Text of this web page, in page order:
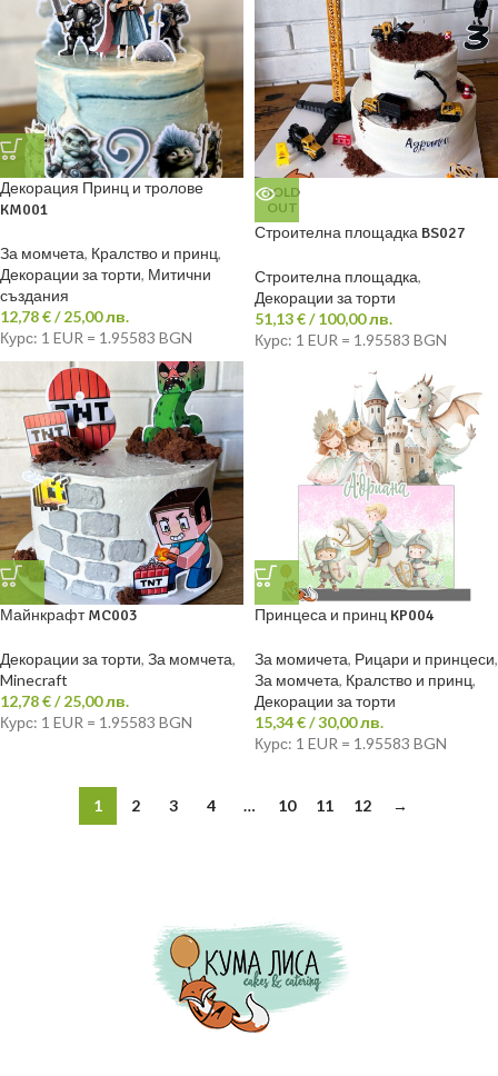
Декорация Принц и тролове
KM001
За момчета, Кралство и принц,
Декорации за торти, Митични
създания
12,78€/ 25,00 лв.
Курс: 1 EUR = 1.95583 BGN
SOLD
OUT
Строителна площадка BS027
Строителна площадка,
Декорации за торти
51,13€/ 100,00 лв.
Курс: 1 EUR = 1.95583 BGN
Майнкрафт MC003
Декорации за торти, За момчета,
Minecraft
12,78€/ 25,00 лв.
Курс: 1 EUR = 1.95583 BGN
Принцеса и принц KP004
За момичета, Рицари и принцеси,
За момчета, Кралство и принц,
Декорации за торти
15,34€/ 30,00 лв.
Курс: 1 EUR = 1.95583 BGN
1 2 3 4 … 10 11 12 →